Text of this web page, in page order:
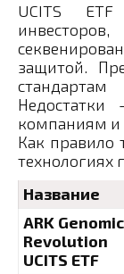
UCITS
защитой.
компаниям и
Как правило
технологиях
Название
ARK Genomic
Revolution
UCITS ETF